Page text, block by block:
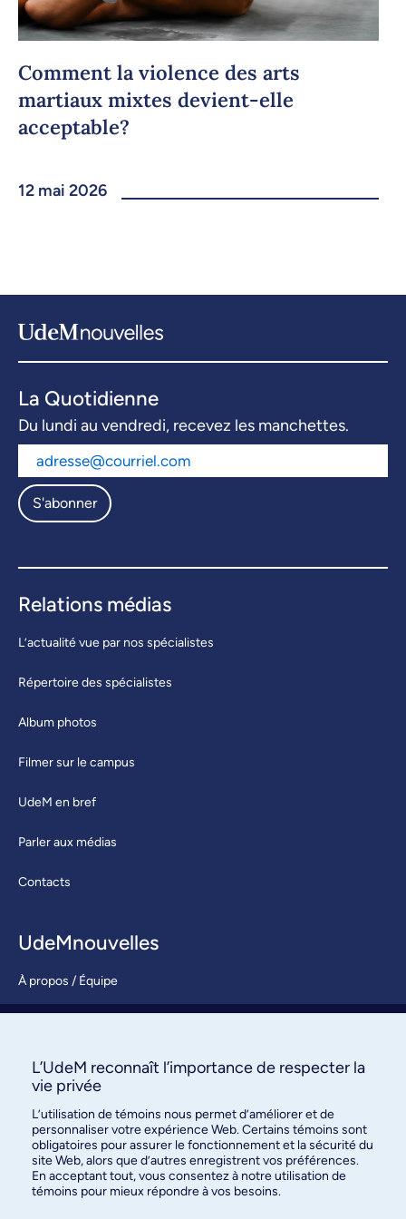
Comment la violence des arts
martiaux mixtes devient-elle
acceptable?
12 mai 2026
La Quotidienne
Du lundi au vendredi, recevez les manchettes.
S'abonner
Relations médias
L’actualité vue par nos spécialistes
Répertoire des spécialistes
Album photos
Filmer sur le campus
UdeM en bref
Parler aux médias
Contacts
UdeMnouvelles
À propos / Équipe
S’abonner
L’UdeM reconnaît l’importance de respecter la
vie privée
L’utilisation de témoins nous permet d’améliorer et de
personnaliser votre expérience Web. Certains témoins sont
obligatoires pour assurer le fonctionnement et la sécurité du
site Web, alors que d’autres enregistrent vos préférences.
En acceptant tout, vous consentez à notre utilisation de
témoins pour mieux répondre à vos besoins.